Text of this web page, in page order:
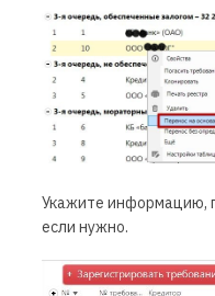
Укажите информацию,
если нужно.